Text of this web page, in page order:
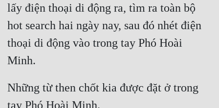
Huyền Huyễn
Huyền Nghi
Huyền Ảo
Hài Hước
Hệ Thống
Học Đường
lấy điện thoại di động ra, tìm ra toàn bộ
hot search hai ngày nay, sau đó nhét điện
thoại di động vào trong tay Phó Hoài
Những từ then chốt kia được đặt ở trong